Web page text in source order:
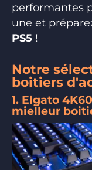
performantes
une et
PS5 !
Notre
boitiers
1. Elgato
mielleur